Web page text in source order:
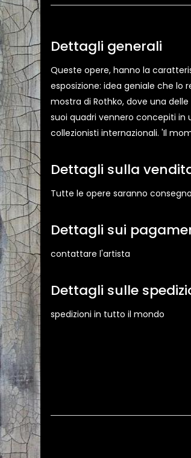
Dettagli generali
Queste opere, hanno la
esposizione: idea geniale che lo
mostra di Rothko, dove una
suoi quadri vennero concepiti
collezionisti internazionali. 'Il
Dettagli sulla
Tutte le opere saranno
Dettagli sui
contattare l'artista
Dettagli sulle
spedizioni in tutto il mondo